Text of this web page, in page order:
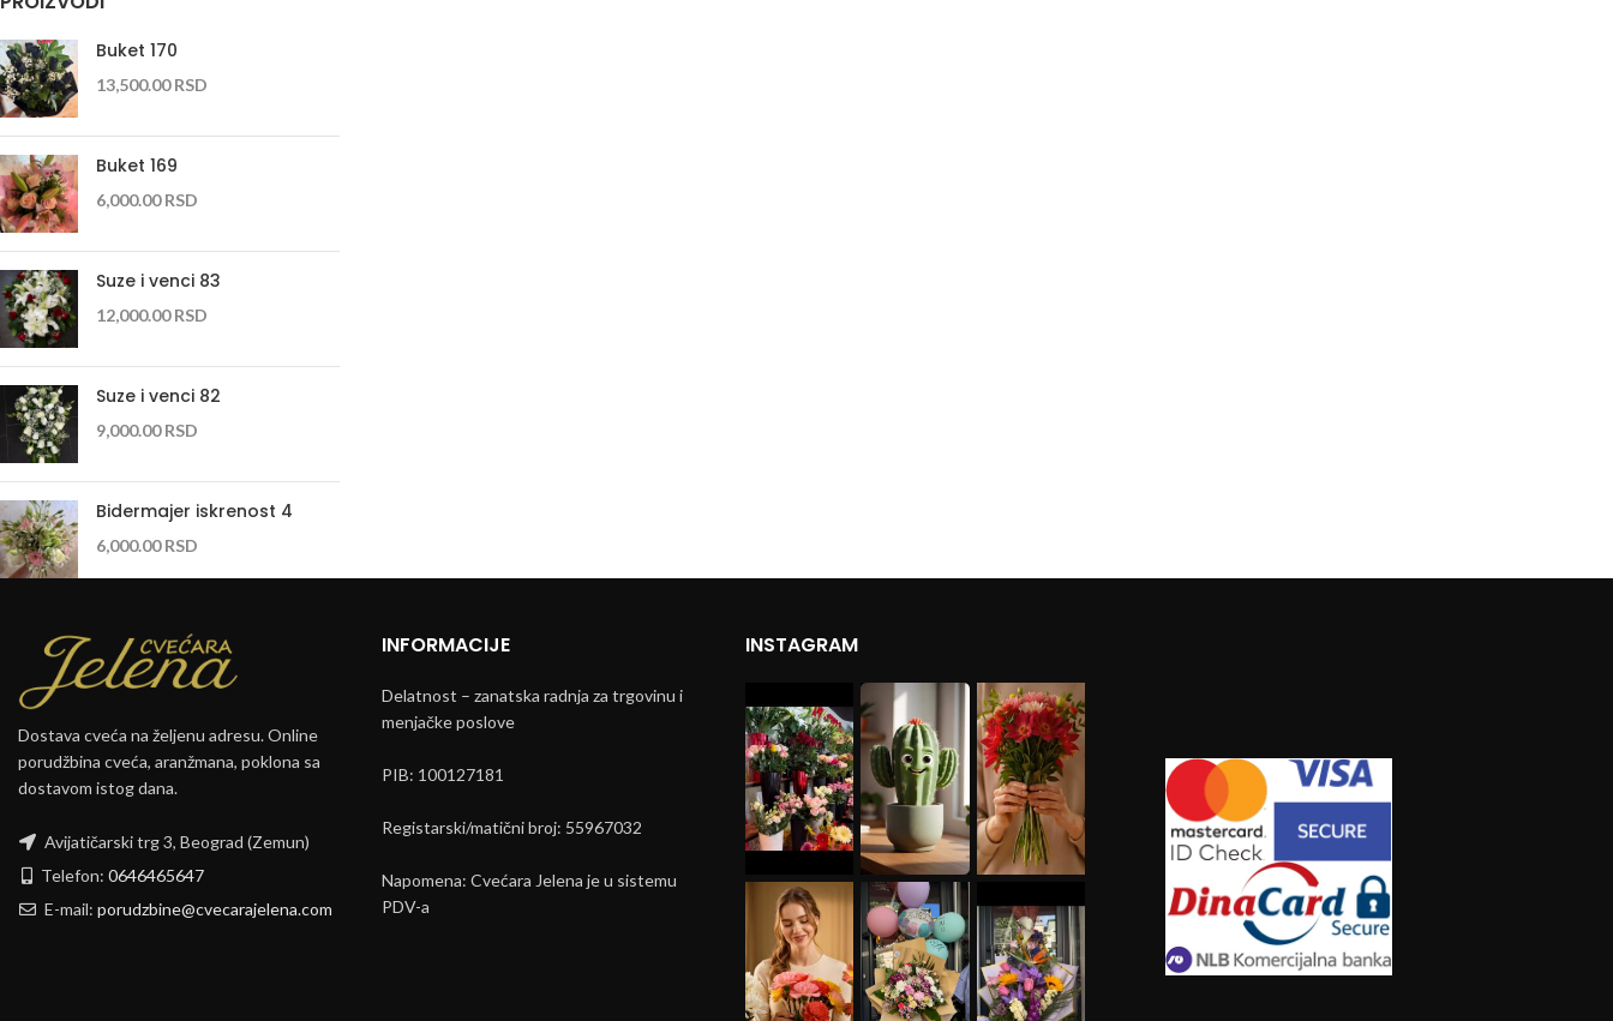
Buket 170
13,500.00RSD
Buket 169
6,000.00RSD
Suze i venci 83
12,000.00RSD
Suze i venci 82
9,000.00RSD
Bidermajer iskrenost 4
6,000.00RSD
Dostava cveća na željenu adresu. Online
porudžbina cveća, aranžmana, poklona sa
dostavom istog dana.
Avijatičarski trg 3, Beograd (Zemun)
Telefon: 0646465647
E-mail: porudzbine@cvecarajelena.com
INFORMACIJE
Delatnost – zanatska radnja za trgovinu i
menjačke poslove
PIB: 100127181
Registarski/matični broj: 55967032
Napomena: Cvećara Jelena je u sistemu
PDV-a
INSTAGRAM